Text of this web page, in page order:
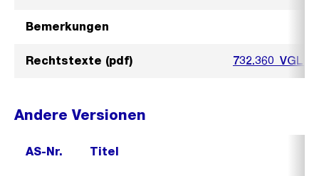
Bemerkungen
Rechtstexte (pdf) 732.360_VGL
Andere Versionen
AS-Nr. Titel